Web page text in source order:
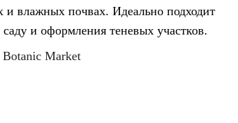
и влажных почвах. Идеально подходит
и оформления теневых участков.
Botanic Market